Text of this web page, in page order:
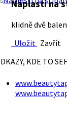
Náplasti na
klidně dvě
Uložit Zavřít
KDE TO